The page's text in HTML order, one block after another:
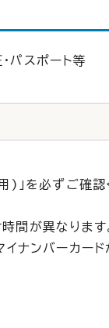
パスポート等
)」を必ずご確認
間が異なります
イナンバーカー